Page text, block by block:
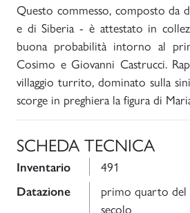
Questo commesso, composto da
e di Siberia - è attestato in
buona probabilità intorno al
Cosimo e Giovanni Castrucci.
villaggio turrito, dominato sulla
scorge in preghiera la figura di
SCHEDA TECNICA
Inventario 491
Datazione
primo quarto del
secolo